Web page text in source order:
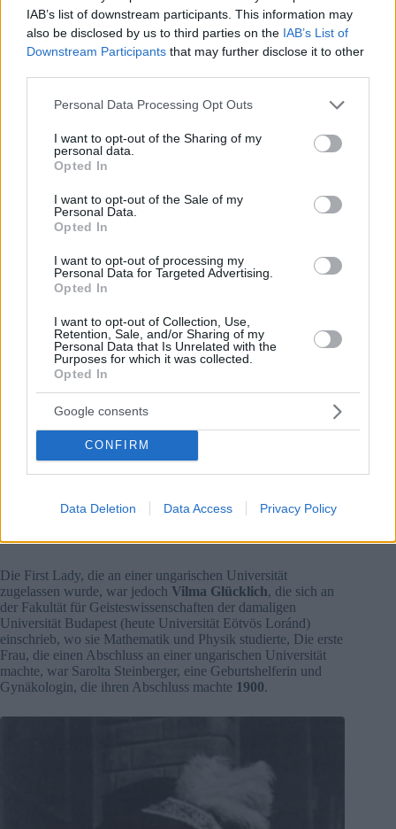
IAB’s list of downstream participants. This information may
also be disclosed by us to third parties on the IAB’s List of
Downstream Participants that may further disclose it to other
Please note that this website/app uses one or more Google
not limited to your visit or usage behaviour. You may click to
grant or deny consent to Google and its third-party tags to
use your data for below specified purposes in below Google
consent section.
Personal Data Processing Opt Outs
I want to opt-out of the Sharing of my
personal data.
Opted In
I want to opt-out of the Sale of my
Personal Data.
Opted In
I want to opt-out of processing my
Personal Data for Targeted Advertising.
Opted In
I want to opt-out of Collection, Use,
Retention, Sale, and/or Sharing of my
Personal Data that Is Unrelated with the
Purposes for which it was collected.
Opted In
Google consents
CONFIRM
Data Deletion Data Access Privacy Policy
Vilma Hugonnai Quelle: Wikimedia Commons / Schmidt Ede
Damals war es noch ungewöhnlich, dass Mädchen an einer
Finger auf College-Mädchen.
Welt!
Die First Lady, die an einer ungarischen Universität
zugelassen wurde, war jedoch Vilma Glücklich, die sich an
der Fakultät für Geisteswissenschaften der damaligen
Universität Budapest (heute Universität Eötvös Loránd)
einschrieb, wo sie Mathematik und Physik studierte, Die erste
Frau, die einen Abschluss an einer ungarischen Universität
machte, war Sarolta Steinberger, eine Geburtshelferin und
Gynäkologin, die ihren Abschluss machte 1900.